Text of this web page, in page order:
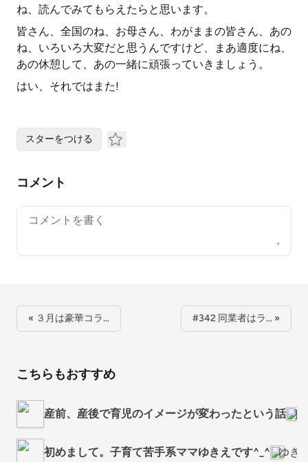
ね、読んでみてもらえたらと思います。
皆さん、全国のね、お母さん、わがままの皆さん、あの
ね、いろいろ大変だと思うんですけど、まあ適度にね、
あの休憩して、あの一緒に頑張っていきましょう。
はい、それではまた!
スターをつける
コメント
Your comment
« ３月は豪華コラ… #342 同業者はラ… »
こちらもおすすめ
産前、産後で育児のイメージが変わったという話 移
初めまして。子育て苦手系ママゆきえです^_^ ゆき